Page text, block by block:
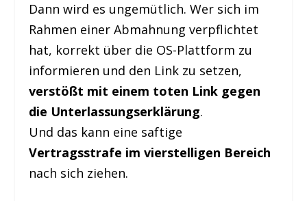
Dann wird es ungemütlich. Wer sich im
Rahmen einer Abmahnung verpflichtet
hat, korrekt über die OS-Plattform zu
informieren und den Link zu setzen,
verstößt mit einem toten Link gegen
die Unterlassungserklärung.
Und das kann eine saftige
Vertragsstrafe im vierstelligen Bereich
nach sich ziehen.